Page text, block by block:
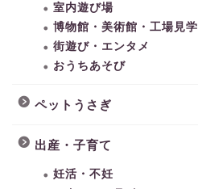
室内遊び場
博物館・美術館・工場見学
街遊び・エンタメ
おうちあそび
ペットうさぎ
出産・子育て
妊活・不妊